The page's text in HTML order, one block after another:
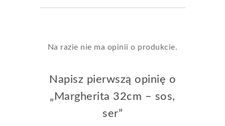
Na razie nie ma opinii o produkcie.
Napisz pierwszą opinię o
„Margherita 32cm – sos,
ser”